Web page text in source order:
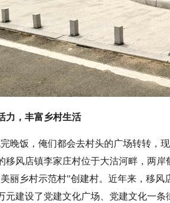
力，丰富乡村生活
晚饭，俺们都会去村头的广场转转，
移风店镇李家庄村位于大沽河畔，两岸
丽乡村示范村”创建村。近年来，移
元建设了党建文化广场、党建文化一